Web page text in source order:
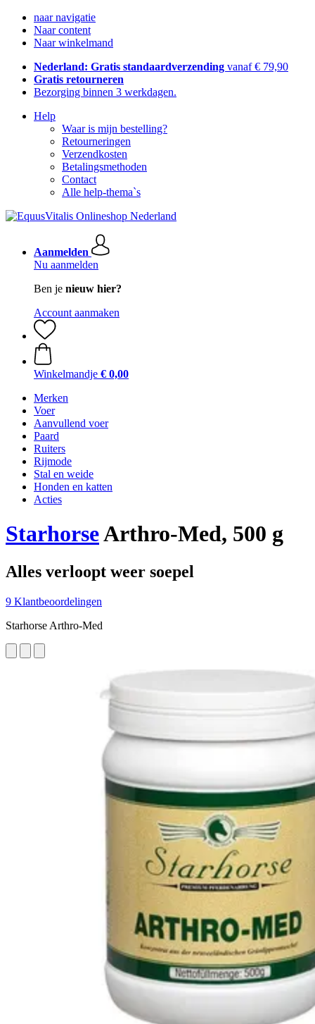
naar navigatie
Naar content
Naar winkelmand
Nederland: Gratis standaardverzending vanaf € 79,90
Gratis retourneren
Bezorging binnen 3 werkdagen.
Help
Waar is mijn bestelling?
Retourneringen
Verzendkosten
Betalingsmethoden
Contact
Alle help-thema`s
Aanmelden
Nu aanmelden
Ben je nieuw hier?
Account aanmaken
Winkelmandje € 0,00
Merken
Voer
Aanvullend voer
Paard
Ruiters
Rijmode
Stal en weide
Honden en katten
Acties
StarhorseArthro-Med, 500 g
Alles verloopt weer soepel
9 Klantbeoordelingen
Starhorse Arthro-Med